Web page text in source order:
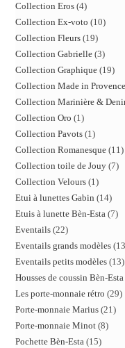
Collection Eros 4
Collection Ex-voto 10
Collection Fleurs 19
Collection Gabrielle 3
Collection Graphique 19
Collection Made in Provence
Collection Marinière &
Collection Oro 1
Collection Pavots 1
Collection Romanesque 11
Collection toile de Jouy 7
Collection Velours 1
Etui à lunettes Gabin 14
Etuis à lunette Bèn-Esta 7
Eventails 22
Eventails grands modèles
Eventails petits modèles 13
Housses de coussin Bèn-Esta
Les porte-monnaie rétro 29
Porte-monnaie Marius 21
Porte-monnaie Minot 8
Pochette Bèn-Esta 15